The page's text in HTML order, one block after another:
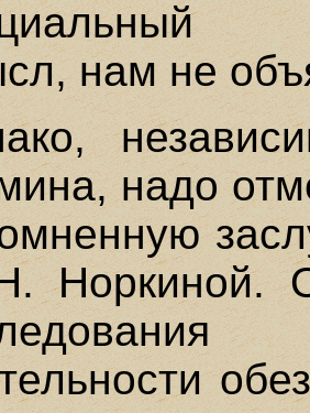
нам не
надо
Норкиной.